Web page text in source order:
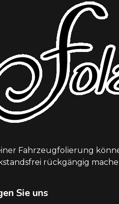
Fahrzeugfolierung
rückgängig
Sie uns